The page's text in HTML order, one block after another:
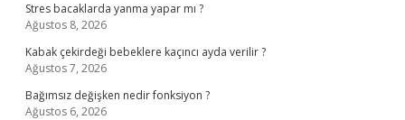
Stres bacaklarda yanma yapar mı ?
Ağustos 8, 2026
Kabak çekirdeği bebeklere kaçıncı ayda verilir ?
Ağustos 7, 2026
Bağımsız değişken nedir fonksiyon ?
Ağustos 6, 2026